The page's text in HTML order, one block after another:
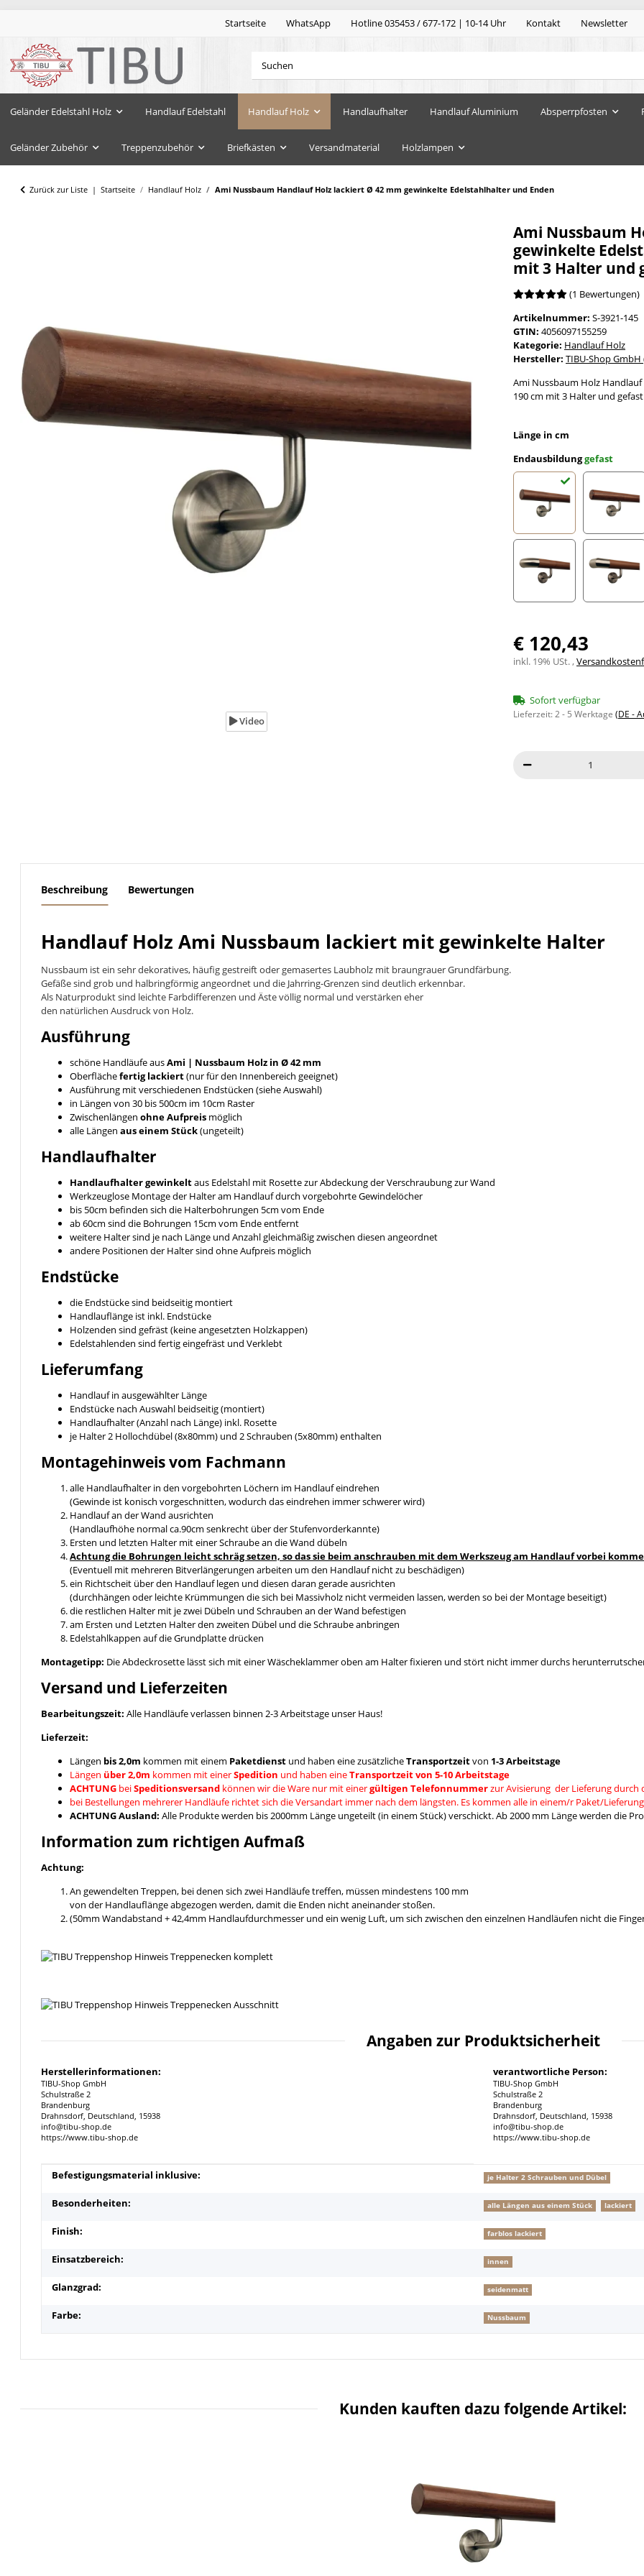
Startseite WhatsApp Hotline 035453 / 677-172 | 10-14 Uhr Kontakt Newsletter
Geländer Edelstahl Holz Handlauf Edelstahl Handlauf Holz Handlaufhalter Handlauf Aluminium Absperrpfosten
Geländer Zubehör Treppenzubehör Briefkästen Versandmaterial Holzlampen
Zurück zur Liste Startseite Handlauf Holz Ami Nussbaum Handlauf Holz lackiert Ø 42 mm gewinkelte Edelstahlhalter und Enden
Video
Ami Nussbaum
gewinkelte
mit 3 Halter und
(1 Bewertungen)
Artikelnummer: S-3921-145
GTIN: 4056097155259
Kategorie: Handlauf Holz
Hersteller: TIBU-Shop
Ami Nussbaum Holz
190 cm mit 3 Halter und gefast
Länge in cm
Endausbildunggefast
gefast
€ 120,43
inkl. 19% USt. ,
Sofort verfügbar
Lieferzeit:2 - 5 Werktage (DE -
Beschreibung Bewertungen
Handlauf Holz Ami Nussbaum lackiert mit gewinkelte Halter
Nussbaum ist ein sehr dekoratives, häufig gestreift oder gemasertes Laubholz mit braungrauer Grundfärbung.
Gefäße sind grob und halbringförmig angeordnet und die Jahrring-Grenzen sind deutlich erkennbar.
Als Naturprodukt sind leichte Farbdifferenzen und Äste völlig normal und verstärken eher
den natürlichen Ausdruck von Holz.
Ausführung
schöne Handläufe ausAmi | Nussbaum Holz in Ø 42 mm
Oberflächefertig lackiert(nur für den Innenbereich geeignet)
Ausführung mit verschiedenen Endstücken (siehe Auswahl)
in Längen von 30 bis 500cm im 10cm Raster
Zwischenlängen ohne Aufpreis möglich
alle Längen aus einem Stück(ungeteilt)
Handlaufhalter
Handlaufhalter gewinkeltaus Edelstahl mit Rosette zur Abdeckung der Verschraubung zur Wand
Werkzeuglose Montage der Halter am Handlauf durch vorgebohrte Gewindelöcher
bis 50cm befinden sich die Halterbohrungen 5cm vom Ende
ab 60cm sind die Bohrungen 15cm vom Ende entfernt
weitere Halter sind je nach Länge und Anzahl gleichmäßig zwischen diesen angeordnet
andere Positionen der Halter sind ohne Aufpreis möglich
Endstücke
die Endstücke sind beidseitig montiert
Handlauflänge ist inkl. Endstücke
Holzenden sind gefräst (keine angesetzten Holzkappen)
Edelstahlenden sind fertig eingefräst und Verklebt
Lieferumfang
Handlauf in ausgewählter Länge
Endstücke nach Auswahl beidseitig (montiert)
Handlaufhalter (Anzahl nach Länge) inkl. Rosette
je Halter 2 Hollochdübel (8x80mm) und 2 Schrauben (5x80mm) enthalten
Montagehinweis vom Fachmann
alle Handlaufhalter in den vorgebohrten Löchern im Handlauf eindrehen
(Gewinde ist konisch vorgeschnitten, wodurch das eindrehen immer schwerer wird)
Handlauf an der Wand ausrichten
(Handlaufhöhe normal ca.90cm senkrecht über der Stufenvorderkannte)
Ersten und letzten Halter mit einer Schraube an die Wand dübeln
Achtung die Bohrungen leicht schräg setzen, so das sie beim anschrauben mit dem Werkszeug am Handlauf vorbei
(Eventuell mit mehreren Bitverlängerungen arbeiten um den Handlauf nicht zu beschädigen)
ein Richtscheit über den Handlauf legen und diesen daran gerade ausrichten
(durchhängen oder leichte Krümmungen die sich bei Massivholz nicht vermeiden lassen, werden so bei der Montage beseitigt)
die restlichen Halter mit je zwei Dübeln und Schrauben an der Wand befestigen
am Ersten und Letzten Halter den zweiten Dübel und die Schraube anbringen
Edelstahlkappen auf die Grundplatte drücken
Montagetipp: Die Abdeckrosette lässt sich mit einer Wäscheklammer oben am Halter fixieren und stört nicht immer durchs
Versand und Lieferzeiten
Bearbeitungszeit: Alle Handläufe verlassen binnen 2-3 Arbeitstage unser Haus!
Lieferzeit:
Längen bis 2,0m kommen mit einem Paketdienst und haben eine zusätzlicheTransportzeitvon 1-3 Arbeitstage
Längen über 2,0m kommen mit einerSpedition und haben eineTransportzeit von 5-10 Arbeitstage
ACHTUNG beiSpeditionsversand können wir die Ware nur mit einergültigen Telefonnummerzur Avisierung der Lieferung durch
bei Bestellungen mehrerer Handläufe richtet sich die Versandart immer nach dem längsten. Es kommen alle in einem/r Paket/
ACHTUNG Ausland: Alle Produkte werden bis 2000mm Länge ungeteilt (in einem Stück) verschickt. Ab 2000 mm Länge werden die
Information zum richtigen Aufmaß
Achtung:
An gewendelten Treppen, bei denen sich zwei Handläufe treffen, müssen mindestens 100 mm
von der Handlauflänge abgezogen werden, damit die Enden nicht aneinander stoßen.
(50mm Wandabstand + 42,4mm Handlaufdurchmesser und ein wenig Luft, um sich zwischen den einzelnen Handläufen nicht die
Angaben zur Produktsicherheit
Herstellerinformationen:
TIBU-Shop GmbH
Schulstraße 2
Brandenburg
Drahnsdorf, Deutschland, 15938
info@tibu-shop.de
https://www.tibu-shop.de
verantwortliche Person:
TIBU-Shop GmbH
Schulstraße 2
Brandenburg
Drahnsdorf, Deutschland, 15938
info@tibu-shop.de
https://www.tibu-shop.de
Produkteigenschaft
Wert
Befestigungsmaterial inklusive: je Halter 2 Schrauben und Dübel
Besonderheiten: alle Längen aus einem Stück lackiert
Finish: farblos lackiert
Einsatzbereich: innen
Glanzgrad: seidenmatt
Farbe: Nussbaum
Kunden kauften dazu folgende Artikel: